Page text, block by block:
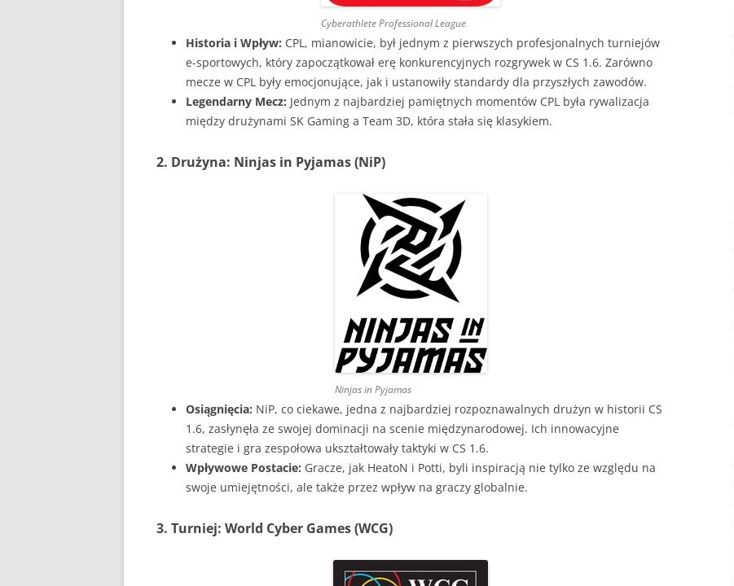
Cyberathlete Professional League
Historia i Wpływ: CPL, mianowicie, był jednym z pierwszych profesjonalnych turniejów
e-sportowych, który zapoczątkował erę konkurencyjnych rozgrywek w CS 1.6. Zarówno
mecze w CPL były emocjonujące, jak i ustanowiły standardy dla przyszłych zawodów.
Legendarny Mecz: Jednym z najbardziej pamiętnych momentów CPL była rywalizacja
między drużynami SK Gaming a Team 3D, która stała się klasykiem.
2. Drużyna: Ninjas in Pyjamas (NiP)
Ninjas in Pyjamas
Osiągnięcia: NiP, co ciekawe, jedna z najbardziej rozpoznawalnych drużyn w historii CS
1.6, zasłynęła ze swojej dominacji na scenie międzynarodowej. Ich innowacyjne
strategie i gra zespołowa ukształtowały taktyki w CS 1.6.
Wpływowe Postacie: Gracze, jak HeatoN i Potti, byli inspiracją nie tylko ze względu na
swoje umiejętności, ale także przez wpływ na graczy globalnie.
3. Turniej: World Cyber Games (WCG)